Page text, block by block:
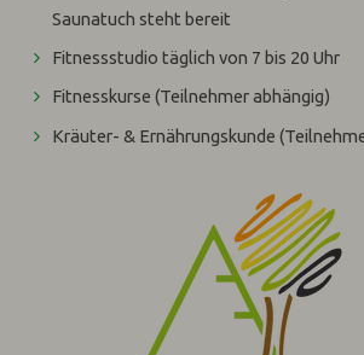
Saunatuch steht bereit
Fitnessstudio täglich von 7 bis 20 Uhr
Fitnesskurse (Teilnehmer abhängig)
Kräuter- & Ernährungskunde